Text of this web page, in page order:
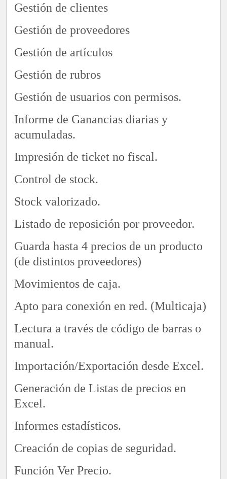
Gestión de clientes
Gestión de proveedores
Gestión de artículos
Gestión de rubros
Gestión de usuarios con permisos.
Informe de Ganancias diarias y
acumuladas.
Impresión de ticket no fiscal.
Control de stock.
Stock valorizado.
Listado de reposición por proveedor.
Guarda hasta 4 precios de un producto
(de distintos proveedores)
Movimientos de caja.
Apto para conexión en red. (Multicaja)
Lectura a través de código de barras o
manual.
Importación/Exportación desde Excel.
Generación de Listas de precios en
Excel.
Informes estadísticos.
Creación de copias de seguridad.
Función Ver Precio.